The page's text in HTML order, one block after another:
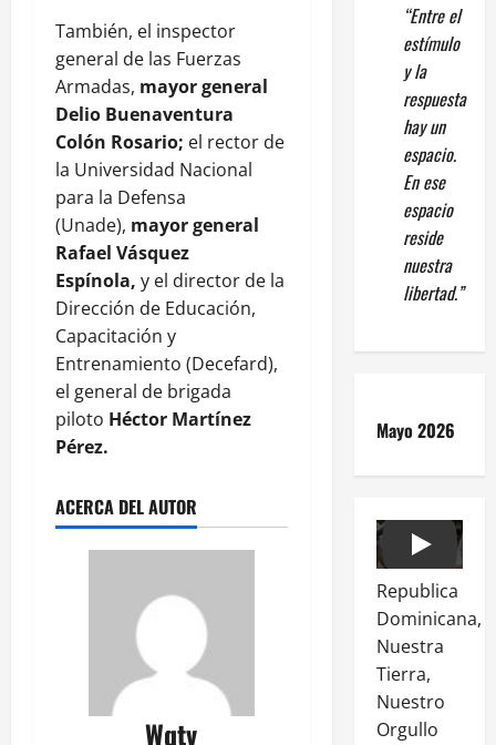
También, el inspector
general de las Fuerzas
Armadas, mayor general
Delio Buenaventura
Colón Rosario; el rector de
la Universidad Nacional
para la Defensa
(Unade), mayor general
Rafael Vásquez
Espínola, y el director de la
Dirección de Educación,
Capacitación y
Entrenamiento (Decefard),
el general de brigada
piloto Héctor Martínez
Pérez.
ACERCA DEL AUTOR
Wqtv
“Entre el
estímulo
y la
respuesta
hay un
espacio.
En ese
espacio
reside
nuestra
libertad.”
Mayo 2026
Play
Republica
Dominicana,
Nuestra
Tierra,
Nuestro
Orgullo